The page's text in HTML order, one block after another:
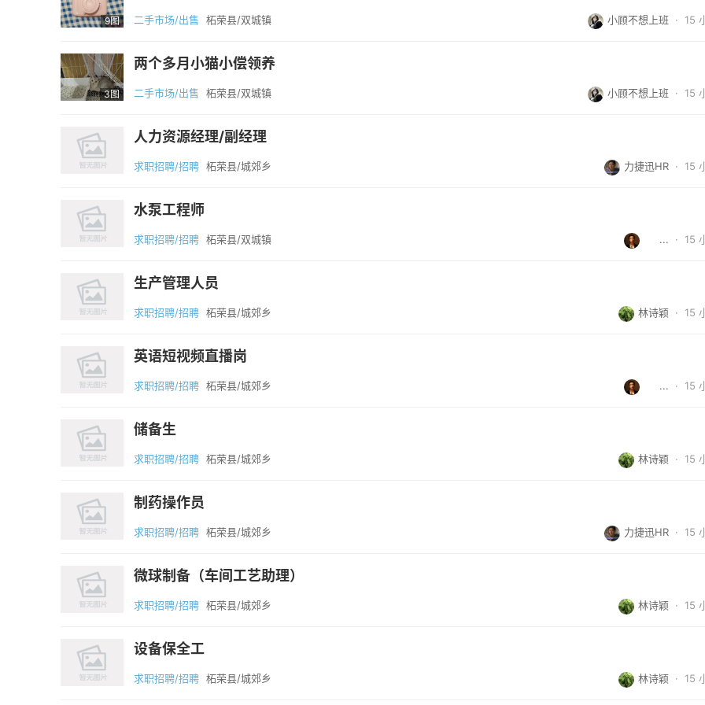
9图 二手市场/出售 柘荣县/双城镇 小顾不想上班 · 15
3图
两个多月小猫小偿领养
二手市场/出售 柘荣县/双城镇 小顾不想上班 · 15
人力资源经理/副经理
求职招聘/招聘 柘荣县/城郊乡 力捷迅HR · 15
水泵工程师
求职招聘/招聘 柘荣县/双城镇
     ...
· 15
生产管理人员
求职招聘/招聘 柘荣县/城郊乡 林诗颖 · 15
英语短视频直播岗
求职招聘/招聘 柘荣县/城郊乡
     ...
· 15
储备生
求职招聘/招聘 柘荣县/城郊乡 林诗颖 · 15
制药操作员
求职招聘/招聘 柘荣县/城郊乡 力捷迅HR · 15
微球制备（车间工艺助理）
求职招聘/招聘 柘荣县/城郊乡 林诗颖 · 15
设备保全工
求职招聘/招聘 柘荣县/城郊乡 林诗颖 · 15